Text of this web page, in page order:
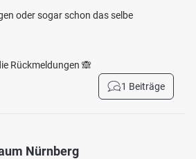
oder sogar schon das selbe
Rückmeldungen 🙈
1 Beiträge
Nürnberg